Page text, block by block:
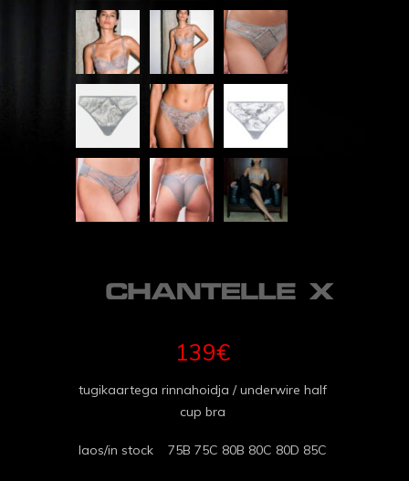
139€
tugikaartega rinnahoidja / underwire half
cup bra
laos/in stock 75B 75C 80B 80C 80D 85C